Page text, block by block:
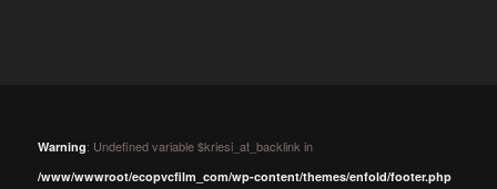
Warning: Undefined variable $kriesi_at_backlink in
/www/wwwroot/ecopvcfilm_com/wp-content/themes/enfold/footer.php